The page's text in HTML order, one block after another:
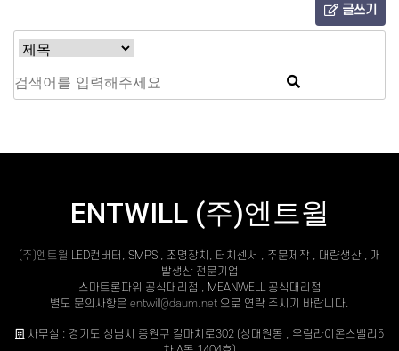
글쓰기
ENTWILL (주)엔트윌
(주)엔트윌 LED컨버터, SMPS , 조명장치, 터치센서 , 주문제작 , 대량생산 , 개
발생산 전문기업
스마트론파워 공식대리점 , MEANWELL 공식대리점
별도 문의사항은 entwill@daum.net 으로 연락 주시기 바랍니다.
사무실 : 경기도 성남시 중원구 갈마치로302 (상대원동 , 우림라이온스밸리5